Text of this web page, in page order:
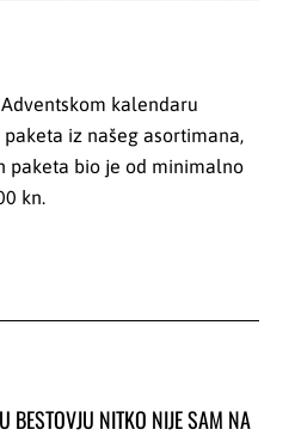
kalendaru
iz našeg asortimana,
paketa bio je od minimalno
kn.
BESTOVJU NITKO NIJE SAM NA